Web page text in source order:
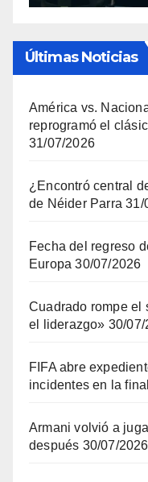
Últimas Noticias
América vs.
reprogramó el
31/07/2026
¿Encontró central
de Néider Parra 31/
Fecha del regreso
Europa 30/07/2026
Cuadrado rompe el
el liderazgo» 30/07/
FIFA abre
incidentes en la
Armani volvió a
después 30/07/2026